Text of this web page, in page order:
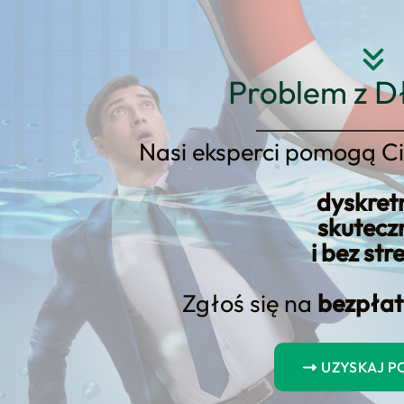
Problem z
Nasi eksperci pomogą
i bez
Zgłoś się na
UZYSKAJ
Strona główna O nas
Hipoteczne – Przegląd